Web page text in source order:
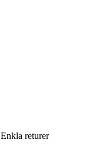
Enkla returer